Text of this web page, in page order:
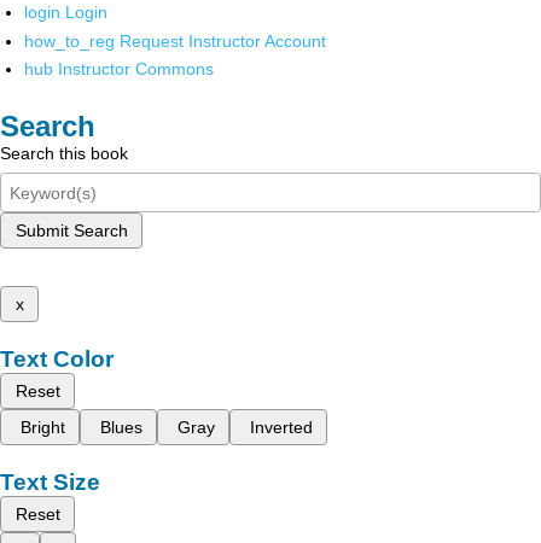
login Login
how_to_reg Request Instructor Account
hub Instructor Commons
Search
Search this book
Submit Search
x
Text Color
Reset
Bright
Blues Gray Inverted
Text Size
Reset